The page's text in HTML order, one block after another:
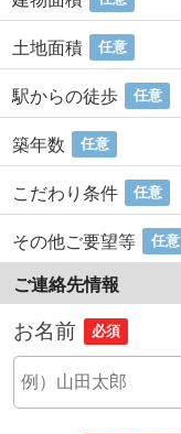
土地面積 任意
駅からの徒歩 任意
築年数 任意
こだわり条件 任意
その他ご要望等 任意
ご連絡先情報
お名前 必須